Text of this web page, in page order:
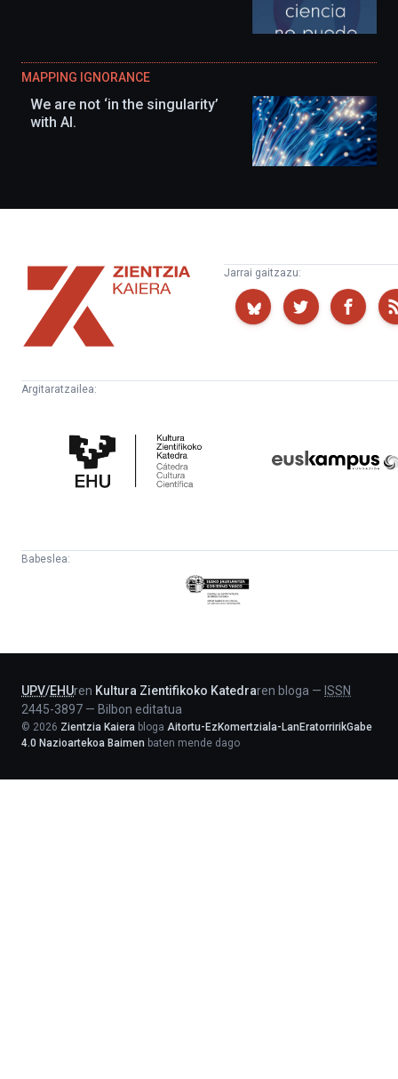
MAPPING IGNORANCE
We are not ‘in the singularity’
with AI.
Zientzia
Kaiera
Jarrai gaitzazu:
Argitaratzailea:
Zientifikoko
Katedra
Babeslea:
Eusko
Jaurlaritza
UPV/EHUren Kultura Zientifikoko Katedraren bloga — ISSN
2445-3897 — Bilbon editatua
© 2026 Zientzia Kaiera bloga Aitortu-EzKomertziala-LanEratorririkGabe
4.0 Nazioartekoa Baimen baten mende dago